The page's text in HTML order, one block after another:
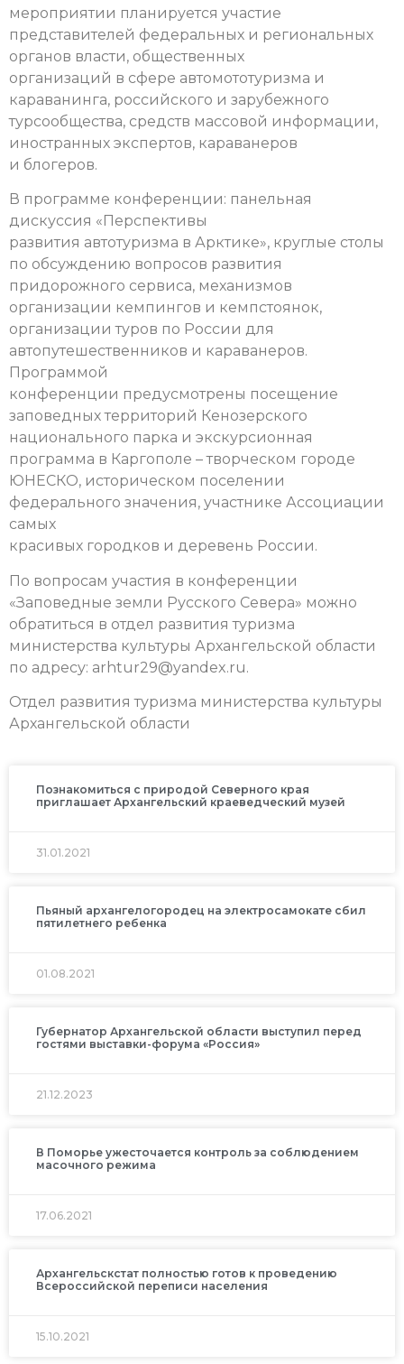
мероприятии планируется участие
представителей федеральных и региональных
органов власти, общественных
организаций в сфере автомототуризма и
караванинга, российского и зарубежного
турсообщества, средств массовой информации,
иностранных экспертов, караванеров
и блогеров.
В программе конференции: панельная
дискуссия «Перспективы
развития автотуризма в Арктике», круглые столы
по обсуждению вопросов развития
придорожного сервиса, механизмов
организации кемпингов и кемпстоянок,
организации туров по России для
автопутешественников и караванеров.
Программой
конференции предусмотрены посещение
заповедных территорий Кенозерского
национального парка и экскурсионная
программа в Каргополе – творческом городе
ЮНЕСКО, историческом поселении
федерального значения, участнике Ассоциации
самых
красивых городков и деревень России.
По вопросам участия в конференции
«Заповедные земли Русского Севера» можно
обратиться в отдел развития туризма
министерства культуры Архангельской области
по адресу: arhtur29@yandex.ru.
Отдел развития туризма министерства культуры
Архангельской области
Познакомиться с природой Северного края
приглашает Архангельский краеведческий музей
31.01.2021
Пьяный архангелогородец на электросамокате сбил
пятилетнего ребенка
01.08.2021
Губернатор Архангельской области выступил перед
гостями выставки-форума «Россия»
21.12.2023
В Поморье ужесточается контроль за соблюдением
масочного режима
17.06.2021
Архангельскстат полностью готов к проведению
Всероссийской переписи населения
15.10.2021